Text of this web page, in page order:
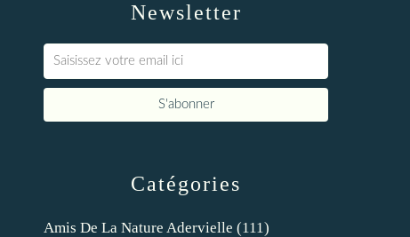
Newsletter
Catégories
Amis De La Nature Adervielle (111)